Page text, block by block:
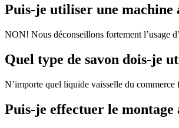
Puis-je utiliser une machine
NON! Nous déconseillons fortement l’usage
Quel type de savon dois-je
N’importe quel liquide vaisselle du commerce
Puis-je effectuer le